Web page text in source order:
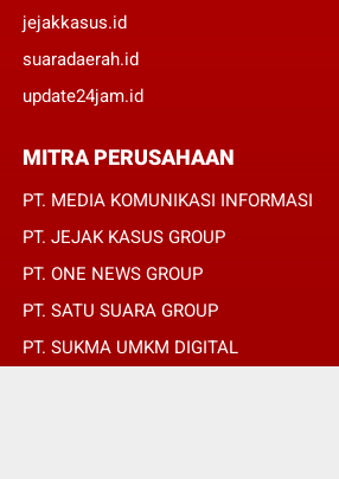
jejakkasus.id
suaradaerah.id
update24jam.id
MITRA PERUSAHAAN
PT. MEDIA KOMUNIKASI INFORMASI
PT. JEJAK KASUS GROUP
PT. ONE NEWS GROUP
PT. SATU SUARA GROUP
PT. SUKMA UMKM DIGITAL